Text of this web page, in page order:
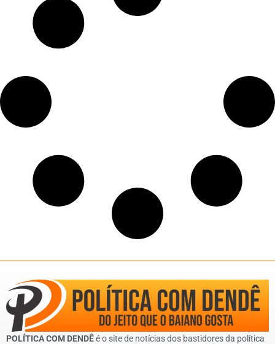
POLÍTICA COM DENDÊé o site de notícias dos bastidores da política